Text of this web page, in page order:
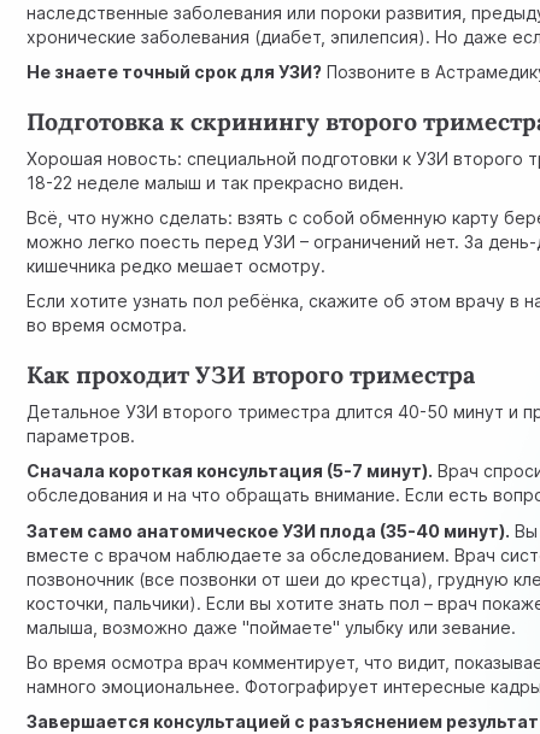
наследственные заболевания или пороки развития,
хронические заболевания (диабет, эпилепсия). Но даже
Не знаете точный срок для УЗИ? Позвоните в
Подготовка к скринингу второго
Хорошая новость: специальной подготовки к УЗИ
18-22 неделе малыш и так прекрасно виден.
Всё, что нужно сделать: взять с собой обменную карту
можно легко поесть перед УЗИ – ограничений нет. За
кишечника редко мешает осмотру.
Если хотите узнать пол ребёнка, скажите об этом врачу
во время осмотра.
Как проходит УЗИ второго триместра
Детальное УЗИ второго триместра длится 40-50 минут и
параметров.
Сначала короткая консультация (5-7 минут). Врач
обследования и на что обращать внимание. Если есть
Затем само анатомическое УЗИ плода (35-40 минут). Вы
вместе с врачом наблюдаете за обследованием. Врач
позвоночник (все позвонки от шеи до крестца), грудную
косточки, пальчики). Если вы хотите знать пол – врач
малыша, возможно даже "поймаете" улыбку или зевание.
Во время осмотра врач комментирует, что видит,
намного эмоциональнее. Фотографирует интересные
Завершается консультацией с разъяснением